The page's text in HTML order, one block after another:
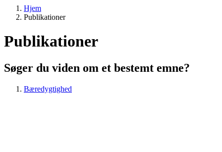
Hjem
Publikationer
Publikationer
Søger du viden om et bestemt emne?
Bæredygtighed